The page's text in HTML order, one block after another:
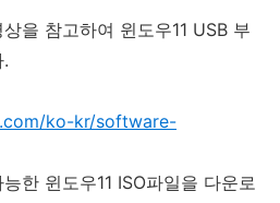
을 참고하여 윈도우11 USB 부
ko-kr/software-
한 윈도우11 ISO파일을 다운로